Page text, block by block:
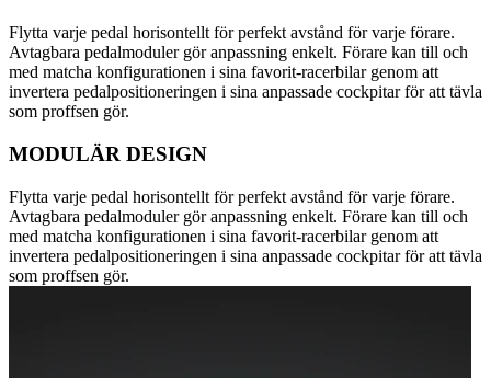
Flytta varje pedal horisontellt för perfekt avstånd för varje förare.
Avtagbara pedalmoduler gör anpassning enkelt. Förare kan till och
med matcha konfigurationen i sina favorit-racerbilar genom att
invertera pedalpositioneringen i sina anpassade cockpitar för att tävla
som proffsen gör.
MODULÄR DESIGN
Flytta varje pedal horisontellt för perfekt avstånd för varje förare.
Avtagbara pedalmoduler gör anpassning enkelt. Förare kan till och
med matcha konfigurationen i sina favorit-racerbilar genom att
invertera pedalpositioneringen i sina anpassade cockpitar för att tävla
som proffsen gör.